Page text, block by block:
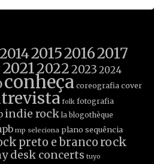
2014201520162017
202120222023 2024
conheça coreografia cover
folk fotografia
indie rock la blogothèque
mp seleciona plano sequência
preto e branco rock
desk concerts tuyo